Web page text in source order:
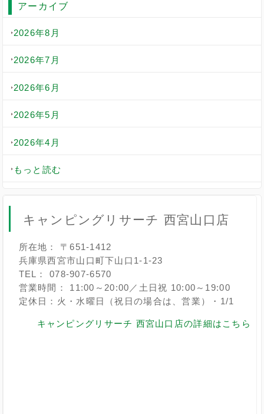
アーカイブ
2026年8月
2026年7月
2026年6月
2026年5月
2026年4月
もっと読む
キャンピングリサーチ 西宮山口店
所在地： 〒651-1412
兵庫県西宮市山口町下山口1-1-23
TEL： 078-907-6570
営業時間： 11:00～20:00／土日祝 10:00～19:00
定休日：火・水曜日（祝日の場合は、営業）・1/1
キャンピングリサーチ 西宮山口店の詳細はこちら